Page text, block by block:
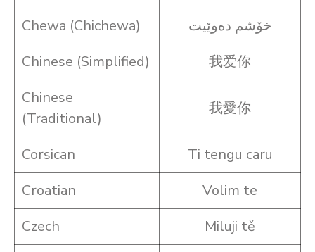
Chewa (Chichewa)
خۆشم دەوێیت
Chinese (Simplified)
我爱你
Chinese
(Traditional)
我愛你
Corsican
Ti tengu caru
Croatian
Volim te
Czech
Miluji tě